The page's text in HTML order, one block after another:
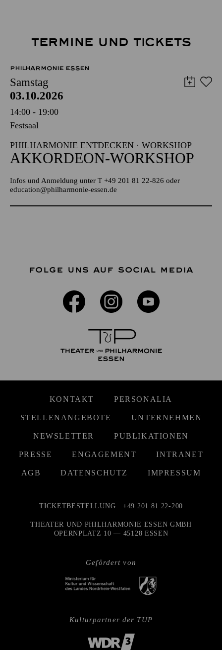
TERMINE UND TICKETS
PHILHARMONIE ESSEN
Samstag
03.10.2026
14:00 - 19:00
Festsaal
PHILHARMONIE ENTDECKEN · WORKSHOP
AKKORDEON-WORKSHOP
Infos und Anmeldung unter T +49 201 81 22-826 oder
education@philharmonie-essen.de
FOLGE UNS AUF SOCIAL MEDIA
KONTAKT PERSONALIA
STELLENANGEBOTE UNTERNEHMEN
NEWSLETTER PUBLIKATIONEN
PRESSE ENGAGEMENT INTRANET
AGB DATENSCHUTZ IMPRESSUM
Gefördert von
TICKETBESTELLUNG +49 201 81 22-200
THEATER UND PHILHARMONIE ESSEN GMBH
OPERNPLATZ 10 — 45128 ESSEN
Kulturpartner der TUP